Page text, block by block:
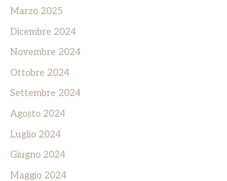
Marzo 2025
Dicembre 2024
Novembre 2024
Ottobre 2024
Settembre 2024
Agosto 2024
Luglio 2024
Giugno 2024
Maggio 2024